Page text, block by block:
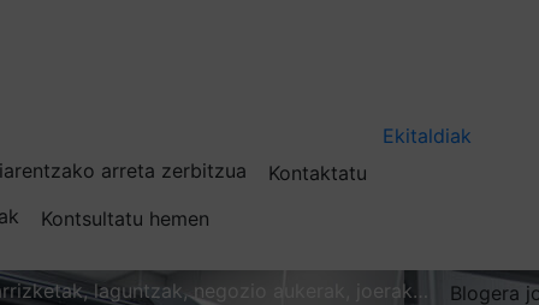
arreta zerbitzua
Kontaktatu
Kontsultatu hemen
Ekitaldiak
laguntzak, negozio aukerak, joerak… Blogera